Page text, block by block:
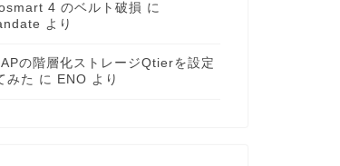
4 のベルト破損 に
より
の階層化ストレージQtierを設定
みた に ENO より